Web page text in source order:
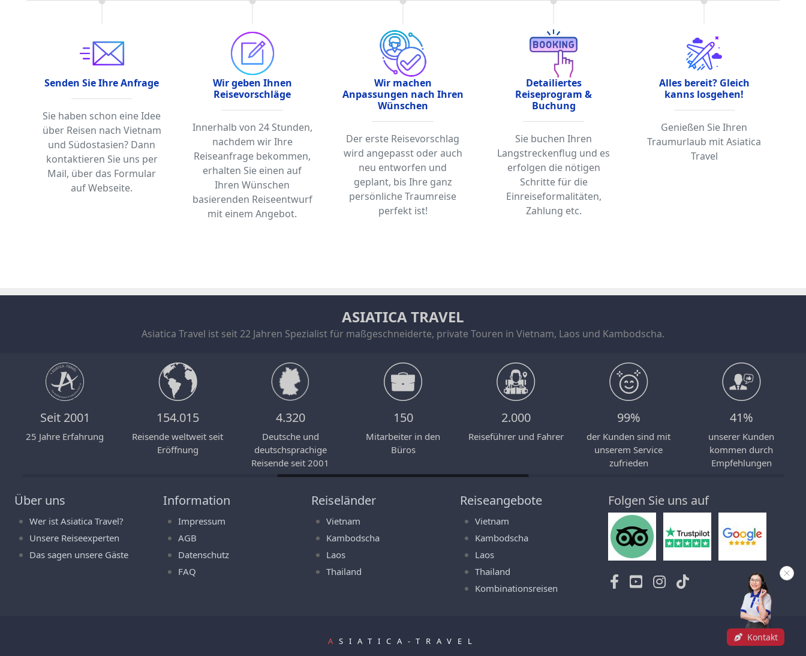
Senden Sie Ihre Anfrage
Sie haben schon eine Idee
über Reisen nach Vietnam
und Südostasien? Dann
kontaktieren Sie uns per
Mail, über das Formular
auf Webseite.
Wir geben Ihnen
Reisevorschläge
Innerhalb von 24 Stunden,
nachdem wir Ihre
Reiseanfrage bekommen,
erhalten Sie einen auf
Ihren Wünschen
basierenden Reiseentwurf
mit einem Angebot.
Wir machen
Anpassungen nach Ihren
Wünschen
Der erste Reisevorschlag
wird angepasst oder auch
neu entworfen und
geplant, bis Ihre ganz
persönliche Traumreise
perfekt ist!
Detailiertes
Reiseprogram &
Buchung
Sie buchen Ihren
Langstreckenflug und es
erfolgen die nötigen
Schritte für die
Einreiseformalitäten,
Zahlung etc.
Alles bereit? Gleich
kanns losgehen!
Genießen Sie Ihren
Traumurlaub mit Asiatica
Travel
ASIATICA TRAVEL
Asiatica Travel ist seit 22 Jahren Spezialist für maßgeschneiderte, private Touren in Vietnam, Laos und Kambodscha.
Seit 2001
25 Jahre Erfahrung
154.015
Reisende weltweit seit
Eröffnung
4.320
Deutsche und
deutschsprachige
Reisende seit 2001
150
Mitarbeiter in den
Büros
2.000
Reiseführer und Fahrer
99%
der Kunden sind mit
unserem Service
zufrieden
41%
unserer Kunden
kommen durch
Empfehlungen
Über uns
Wer ist Asiatica Travel?
Unsere Reiseexperten
Das sagen unsere Gäste
Information
Impressum
AGB
Datenschutz
FAQ
Reiseländer
Vietnam
Kambodscha
Laos
Thailand
Reiseangebote
Vietnam
Kambodscha
Laos
Thailand
Kombinationsreisen
Folgen Sie uns auf
A SIATICA-TRAVEL Kontakt